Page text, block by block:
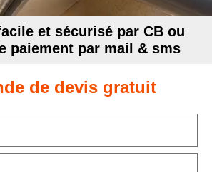
et sécurisé par CB ou
paiement par mail & sms
de devis gratuit